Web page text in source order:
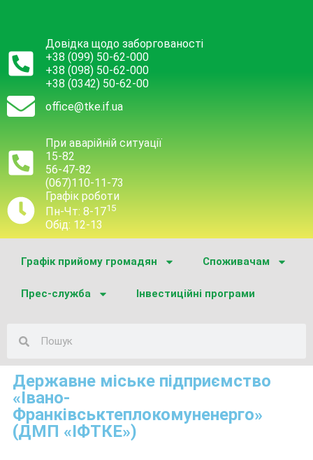
Довідка щодо заборгованості
+38 (099) 50-62-000
+38 (098) 50-62-000
+38 (0342) 50-62-00
office@tke.if.ua
При аварійній ситуації
15-82
56-47-82
(067)110-11-73
Графік роботи
Пн-Чт: 8-1715
Обід: 12-13
Графік прийому громадян Споживачам
Прес-служба Інвестиційні програми
Державне міське підприємство
«Івано-
Франківськтеплокомуненерго»
(ДМП «ІФТКЕ»)